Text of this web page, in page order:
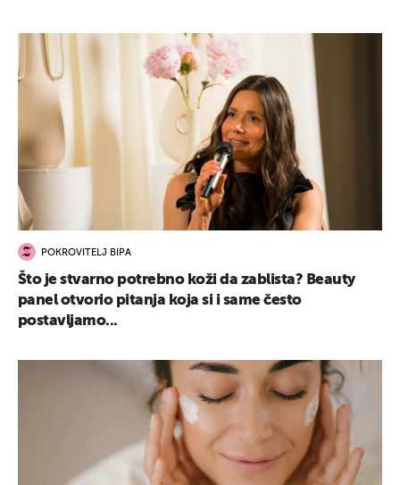
POKROVITELJ BIPA
Što je stvarno potrebno koži da zablista? Beauty
panel otvorio pitanja koja si i same često
postavljamo...